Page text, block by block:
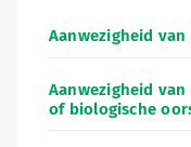
Aanwezigheid
Aanwezigheid
of biologische